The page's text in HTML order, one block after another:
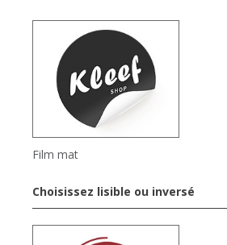
Film mat
Choisissez lisible ou inversé